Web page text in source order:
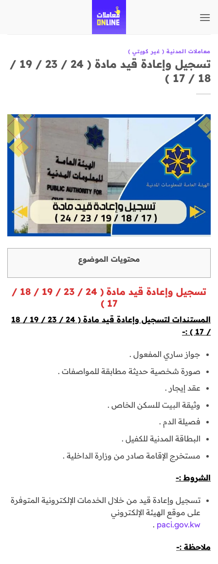
للمحتوى
معاملات المدنية ( غير كويتي )
تسجيل وإعادة قيد مادة ( 24 / 23 / 19 /
18 / 17 )
محتويات الموضوع
تسجيل وإعادة قيد مادة ( 24 / 23 / 19 / 18 /
17 )
المستندات لتسجيل وإعادة قيد مادة ( 24 / 23 / 19 / 18
/ 17 ) :-
جواز ساري المفعول .
صورة شخصية حديثة مطابقة للمواصفات .
عقد إيجار .
وثيقة البيت للسكن الخاص .
فصيلة الدم .
البطاقة المدنية للكفيل .
مستخرج الإقامة صادر من وزارة الداخلية .
الشروط :-
تسجيل وإعادة قيد من خلال الخدمات الإلكترونية المتوفرة
على موقع الهيئة الإلكتروني
paci.gov.kw
.
ملاحظة :-